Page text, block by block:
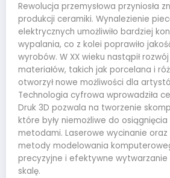
Rewolucja przemysłowa przyniosła
produkcji ceramiki. Wynalezienie
elektrycznych umożliwiło bardziej
wypalania, co z kolei poprawiło
wyrobów. W XX wieku nastąpił
materiałów, takich jak porcelana i
otworzył nowe możliwości dla
Technologia cyfrowa wprowadziła
Druk 3D pozwala na tworzenie
które były niemożliwe do
metodami. Laserowe wycinanie
metody modelowania
precyzyjne i efektywne wytwarzanie
skalę.